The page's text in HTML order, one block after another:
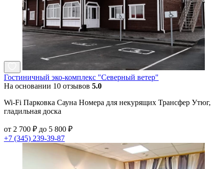
Гостиничный эко-комплекс "Северный ветер"
На основании 10 отзывов 5.0
Wi-Fi Парковка Сауна Номера для некурящих Трансфер Утюг,
гладильная доска
от 2 700 ₽ до 5 800 ₽
+7 (345) 239-39-87